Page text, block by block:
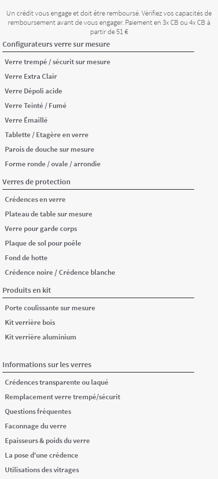
Un crédit vous engage et doit être remboursé. Vérifiez vos capacités de
remboursement avant de vous engager. Paiement en 3x CB ou 4x CB à
partir de 51 €
Configurateurs verre sur mesure
Verre trempé / sécurit sur mesure
Verre Extra Clair
Verre Dépoli acide
Verre Teinté / Fumé
Verre Émaillé
Tablette / Etagère en verre
Parois de douche sur mesure
Forme ronde / ovale / arrondie
Verres de protection
Crédences en verre
Plateau de table sur mesure
Verre pour garde corps
Plaque de sol pour poêle
Fond de hotte
Crédence noire / Crédence blanche
Produits en kit
Porte coulissante sur mesure
Kit verrière bois
Kit verrière aluminium
Informations sur les verres
Crédences transparente ou laqué
Remplacement verre trempé/sécurit
Questions fréquentes
Faconnage du verre
Epaisseurs & poids du verre
La pose d'une crédence
Utilisations des vitrages